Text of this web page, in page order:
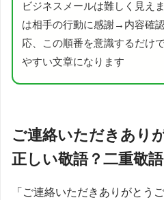
ビジネスメールは難しく見え
は相手の行動に感謝→内容確
応、この順番を意識するだけ
やすい文章になります
ご連絡いただきあり
正しい敬語？二重敬
「ご連絡いただきありがとう